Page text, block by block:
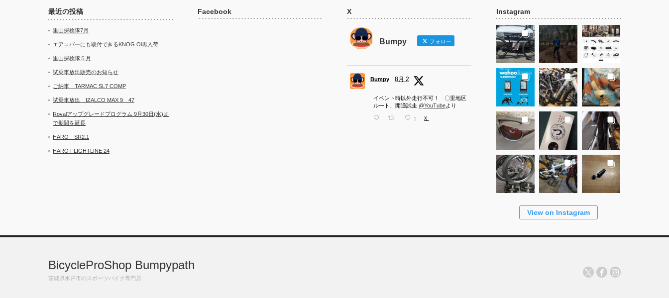
最近の投稿
里山探検隊7月
エアロバーにも取付できるKNOG Oi再入荷
里山探検隊５月
試乗車放出販売のお知らせ
ご納車 TARMAC SL7 COMP
試乗車放出 IZALCO MAX 9 47
Rovalアップグレードプログラム 9月30日(水)ま
で期間を延長
HARO SR2.1
HARO FLIGHTLINE 24
Facebook X
Bumpy フォロー
Bumpy 8月 2
イベント時以外走行不可！ 〇里地区
ルート、開通試走 @YouTubeより
1 X
Instagram
View on Instagram
BicycleProShop Bumpypath
茨城県水戸市のスポーツバイク専門店